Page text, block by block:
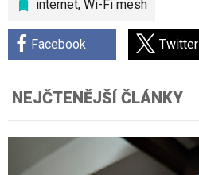
internet, Wi-Fi mesh
Facebook Twitter
NEJČTENĚJŠÍ ČLÁNKY